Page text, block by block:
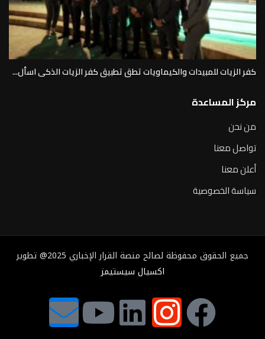
كفر الزيات للمبيدات والكيماويات تطق تطبيق كفر الزيات الذكى اسأل...
مركز المساعدة
من نحن
تواصل معنا
أعلن معنا
سياسة الخصوصية
جميع الحقوق محفوظة لصالح منصة القرار الإخباري 2025@ تطوير
اكسيال سيستيمز